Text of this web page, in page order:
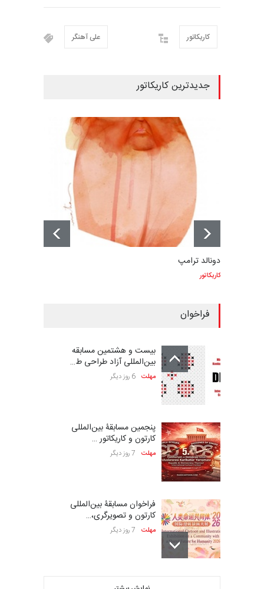
علی آهنگر کاریکاتور
جدیدترین کاریکاتور
دونالد ترامپ
کاریکاتور
فراخوان
بیست و هشتمین مسابقه
بین‌المللی آزاد طراحی ط…
مهلت 6 روز دیگر
پنجمین مسابقۀ بین‌المللی
کارتون و کاریکاتور …
مهلت 7 روز دیگر
فراخوان مسابقۀ بین‌المللی
کارتون و تصویرگری،…
مهلت 7 روز دیگر
ششمین جشنواره بین‌المللی